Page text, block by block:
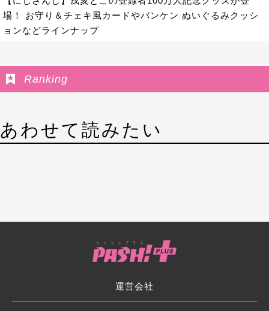
場！ お守り＆チェキ風カードやバンケン ぬいぐるみクッシ
ョンなどラインナップ
Ranking
あわせて読みたい
運営会社